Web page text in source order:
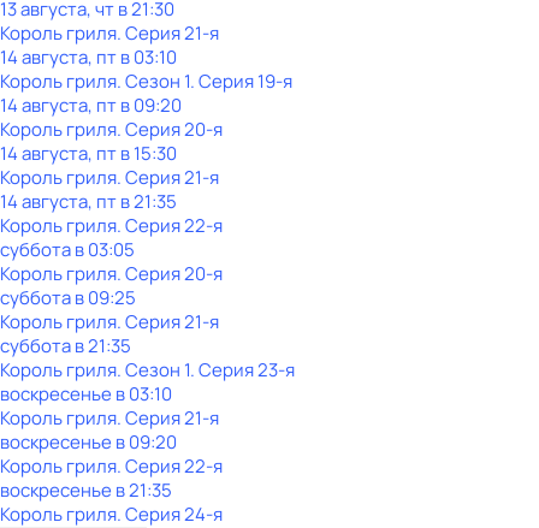
13 августа, чт в 21:30
Король гриля. Серия 21-я
14 августа, пт в 03:10
Король гриля. Сезон 1. Серия 19-я
14 августа, пт в 09:20
Король гриля. Серия 20-я
14 августа, пт в 15:30
Король гриля. Серия 21-я
14 августа, пт в 21:35
Король гриля. Серия 22-я
субботав03:05
Король гриля. Серия 20-я
субботав09:25
Король гриля. Серия 21-я
субботав21:35
Король гриля. Сезон 1. Серия 23-я
воскресенье в03:10
Король гриля. Серия 21-я
воскресенье в09:20
Король гриля. Серия 22-я
воскресенье в21:35
Король гриля. Серия 24-я